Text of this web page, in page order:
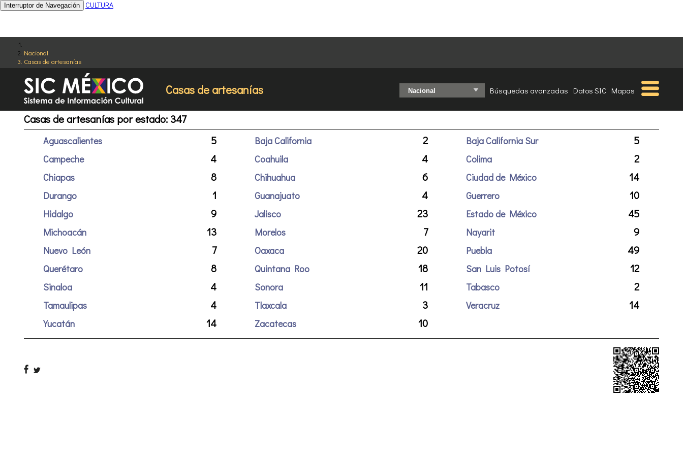
Nacional
Casas de artesanías
Casas de artesanías Búsquedas avanzadas Datos SIC Mapas
Interruptor de Navegación CULTURA
Casas de artesanías por estado: 347
Aguascalientes 5 Baja California 2 Baja California Sur 5
Campeche 4 Coahuila 4 Colima 2
Chiapas 8 Chihuahua 6 Ciudad de México 14
Durango 1 Guanajuato 4 Guerrero 10
Hidalgo 9 Jalisco 23 Estado de México 45
Michoacán 13 Morelos 7 Nayarit 9
Nuevo León 7 Oaxaca 20 Puebla 49
Querétaro 8 Quintana Roo 18 San Luis Potosí 12
Sinaloa 4 Sonora 11 Tabasco 2
Tamaulipas 4 Tlaxcala 3 Veracruz 14
Yucatán 14 Zacatecas 10